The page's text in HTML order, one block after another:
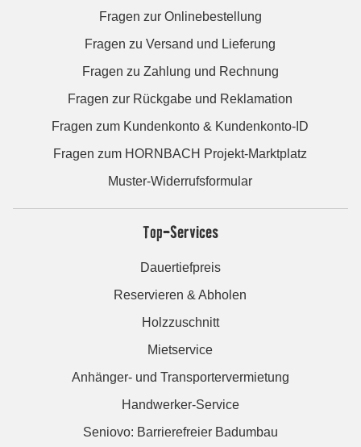
Fragen zur Onlinebestellung
Fragen zu Versand und Lieferung
Fragen zu Zahlung und Rechnung
Fragen zur Rückgabe und Reklamation
Fragen zum Kundenkonto & Kundenkonto-ID
Fragen zum HORNBACH Projekt-Marktplatz
Muster-Widerrufsformular
Top-Services
Dauertiefpreis
Reservieren & Abholen
Holzzuschnitt
Mietservice
Anhänger- und Transportervermietung
Handwerker-Service
Seniovo: Barrierefreier Badumbau